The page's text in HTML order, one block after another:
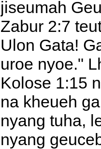
jiseumah
Zabur 2:7
Ulon Gata!
uroe nyoe."
Kolose 1:15
na kheueh
nyang tuha,
nyang